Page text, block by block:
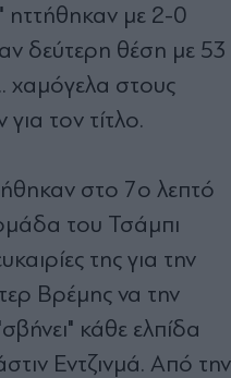
ηττήθηκαν με 2-0
δεύτερη θέση με 53
χαμόγελα στους
τον τίτλο.
στο 7ο λεπτό
του Τσάμπι
της για την
Βρέμης να την
κάθε ελπίδα
Εντζινμά. Από την